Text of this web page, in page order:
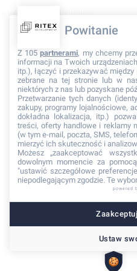
Powitanie
Z 105partnerami, my chcemy
informacji na Twoich
itp.), łączyć i przekazywać
zebrane na tej stronie lub w
niektórych z nas lub pozyskane
Przetwarzanie tych danych
zakupy, programy lojalnościowe,
dokładna lokalizacja, itp.)
treści, oferty handlowe i reklamy
(w tym e-mail, poczta, SMS,
mierzyć ich skuteczność i
Możesz „zaakceptować
dowolnym momencie za
"ustawić szczegółowe
niepodlegającym zgodzie. Te
powered
Ustaw